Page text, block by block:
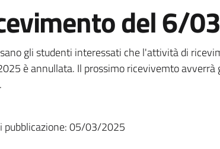
del 6/
gli studenti interessati che l'attività di
è annullata. Il prossimo ricevivemto
pubblicazione: 05/03/2025